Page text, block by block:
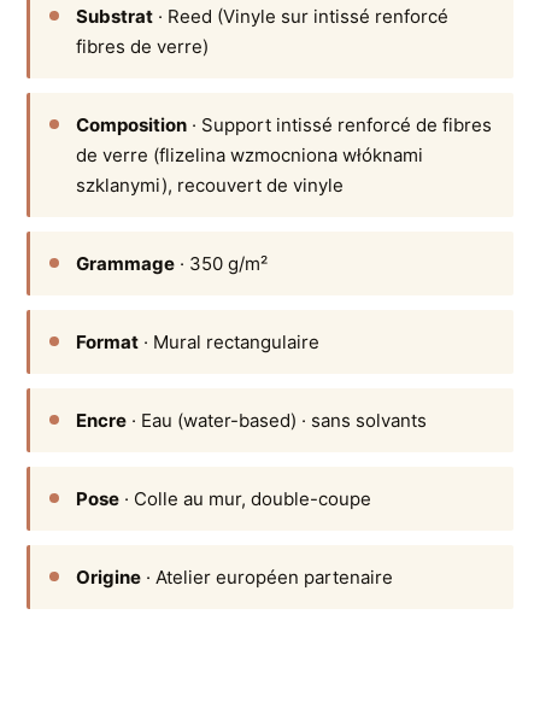
Substrat · Reed (Vinyle sur intissé renforcé
fibres de verre)
Composition · Support intissé renforcé de fibres
de verre (flizelina wzmocniona włóknami
szklanymi), recouvert de vinyle
Grammage · 350 g/m²
Format · Mural rectangulaire
Encre · Eau (water-based) · sans solvants
Pose · Colle au mur, double-coupe
Origine · Atelier européen partenaire